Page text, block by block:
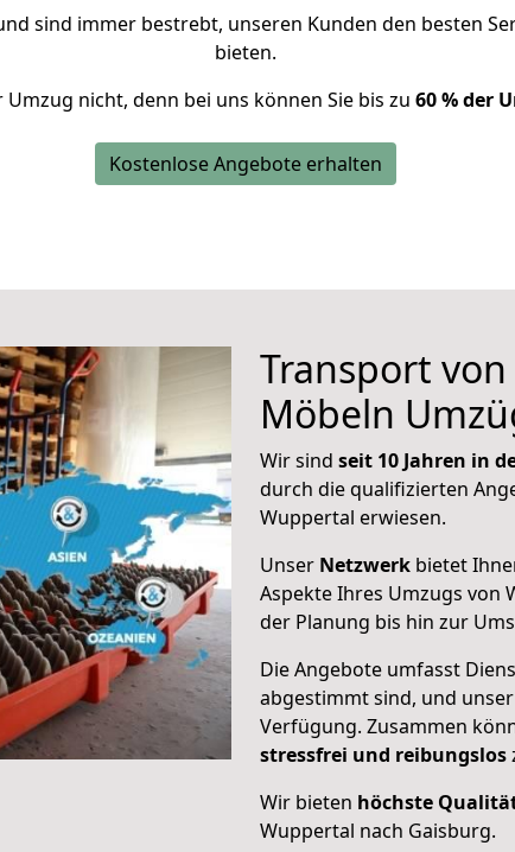
sind immer bestrebt, unseren Kunden den besten
bieten.
nicht, denn bei uns können Sie bis zu 60 % der
Kostenlose Angebote erhalten
Transport
Möbeln
Wir sind seit 10 Jahren in
durch die qualifizierten
Wuppertal erwiesen.
Unser Netzwerk bietet
Aspekte Ihres Umzugs von
der Planung bis hin zur
Die Angebote umfasst
abgestimmt sind, und
Verfügung. Zusammen
stressfrei und reibungslos
Wir bieten höchste
Wuppertal nach Gaisburg.